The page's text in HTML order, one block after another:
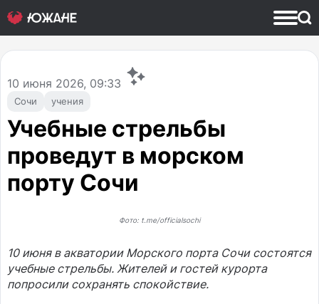
Сочи учения
10 июня 2026, 09:33
Учебные стрельбы
проведут в морском
порту Сочи
Фото: t.me/officialsochi
10 июня в акватории Морского порта Сочи состоятся
учебные стрельбы. Жителей и гостей курорта
попросили сохранять спокойствие.